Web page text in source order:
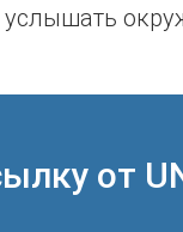
услышать
от